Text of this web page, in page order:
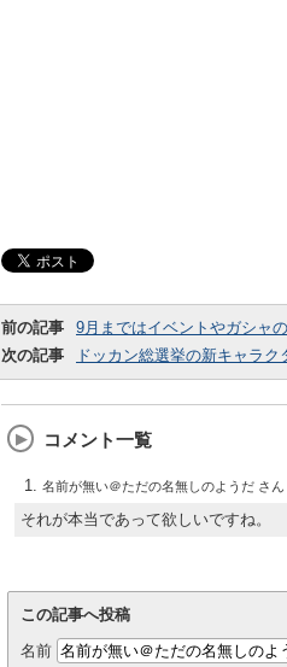
前の記事
9月まではイベントやガシャの追加
次の記事
ドッカン総選挙の新キャラ
コメント一覧
名前が無い＠ただの名無しのようだ
それが本当であって欲しいですね。
この記事へ投稿
名前